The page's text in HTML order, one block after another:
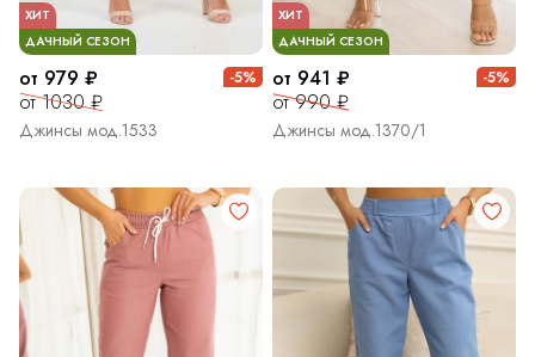
ДАЧНЫЙ СЕЗОН
ХИТ
от 979 ₽
от 1030 ₽
-5%
Джинсы мод.1533
ДАЧНЫЙ СЕЗОН
ХИТ
от 941 ₽
от 990 ₽
-5%
Джинсы мод.1370/1